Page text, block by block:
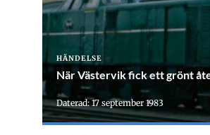
HÄNDELSE
När Västervik fick ett grönt
Daterad: 17 september 1983